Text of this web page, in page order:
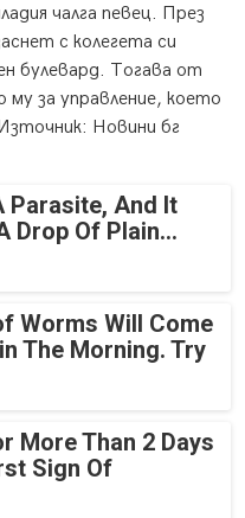
чалга певец. През
с колегета си
булевард. Тогава от
за управление, което
Новини бг
Parasite, And It
Drop Of Plain...
Worms Will Come
The Morning. Try
More Than 2 Days
Sign Of